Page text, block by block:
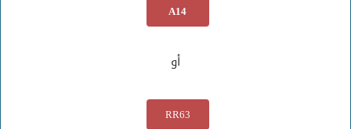
A14
أو
RR63